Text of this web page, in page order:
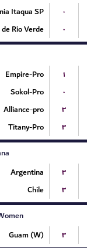
Itaqua SP
۰
Rio Verde
۰
Empire-Pro
۱
Sokol-Pro
۰
Alliance-pro
۳
Titany-Pro
۳
Argentina
۳
Chile
۳
Guam (W)
۳